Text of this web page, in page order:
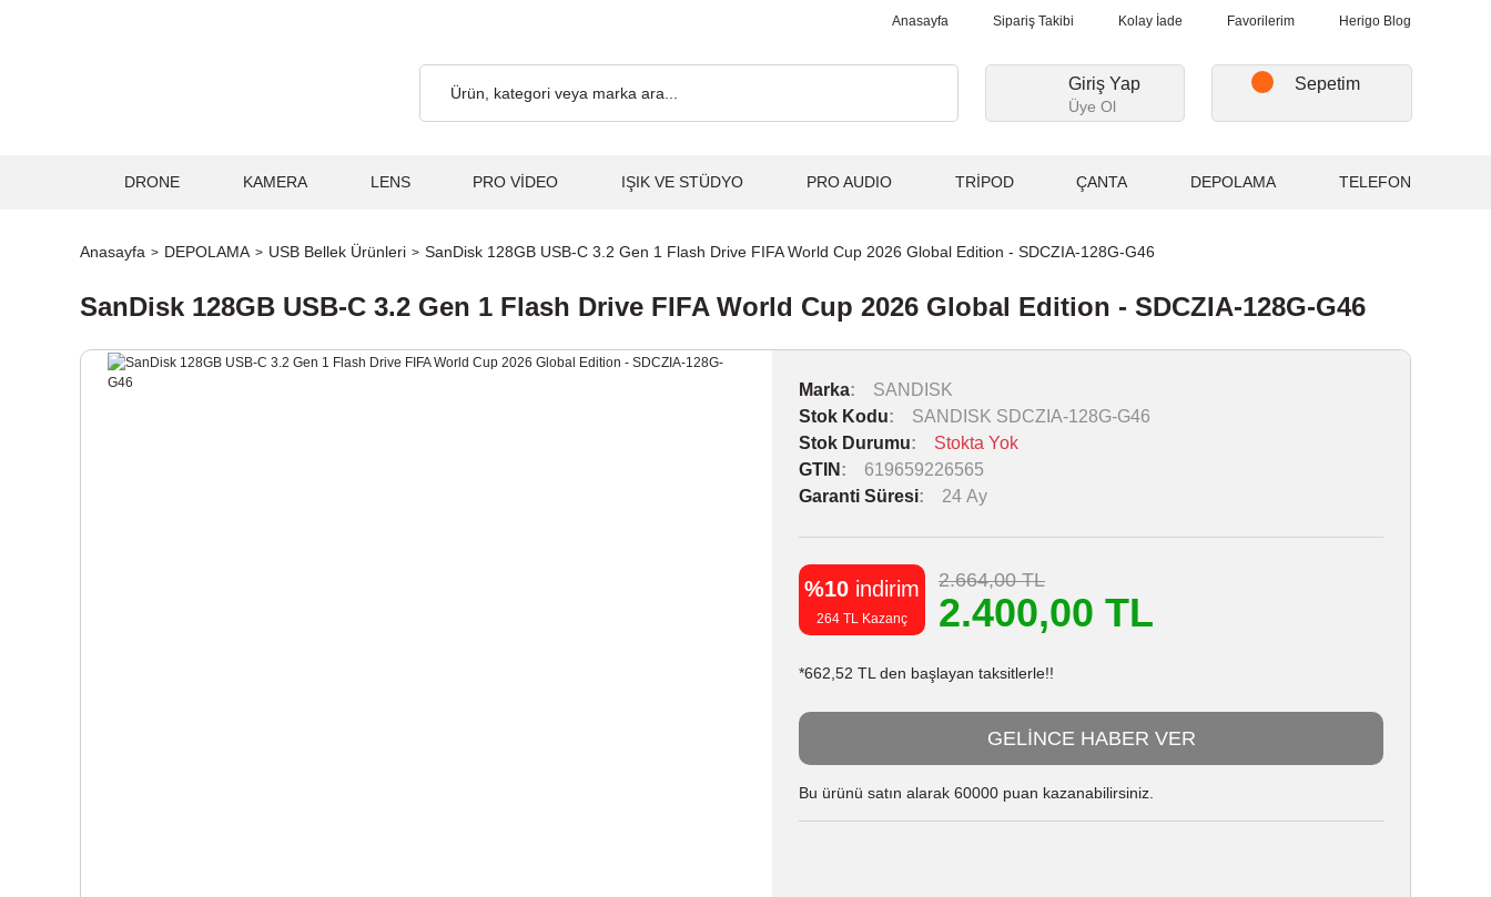
Anasayfa Sipariş Takibi Kolay İade Favorilerim Herigo Blog
Giriş Yap
Üye Ol
Sepetim
DRONE KAMERA LENS PRO VİDEO IŞIK VE STÜDYO PRO AUDIO TRİPOD ÇANTA DEPOLAMA TELEFON
Anasayfa DEPOLAMA USB Bellek Ürünleri SanDisk 128GB USB-C 3.2 Gen 1 Flash Drive FIFA World Cup 2026 Global Edition - SDCZIA-128G-G46
SanDisk 128GB USB-C 3.2 Gen 1 Flash Drive FIFA World Cup 2026 Global Edition - SDCZIA-128G-G46
Marka
SANDISK
Stok Kodu
SANDISK SDCZIA-128G-G46
Stok Durumu
Stokta Yok
GTIN
619659226565
Garanti Süresi
24 Ay
%10 indirim
264 TL Kazanç
2.664,00 TL
2.400,00 TL
*662,52 TL den başlayan taksitlerle!!
GELİNCE HABER VER
Bu ürünü satın alarak 60000 puan kazanabilirsiniz.
Ücretsiz... 2.000₺ ve Üzeri Alışverişlerde, Kargo Ücretsiz... 2.000₺ ve Üzeri Alışverişlerde, Kargo Ücretsiz... 2.000₺ ve Üzeri Alışverişlerde, Kargo Ücretsiz...2.000₺ ve Üzeri